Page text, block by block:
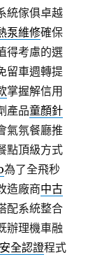
統傢俱卓越
泵維修確保
得考慮的選
留車週轉提
掌握解信用
產品童顏針
氣氛餐廳推
點頂級方式
為了全飛秒
造廠商中古
配系統整合
辦理機車融
全認證程式